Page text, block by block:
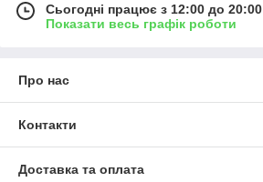
Сьогодні працює з 12:00 до 20:00
Показати весь графік роботи
Про нас
Контакти
Доставка та оплата